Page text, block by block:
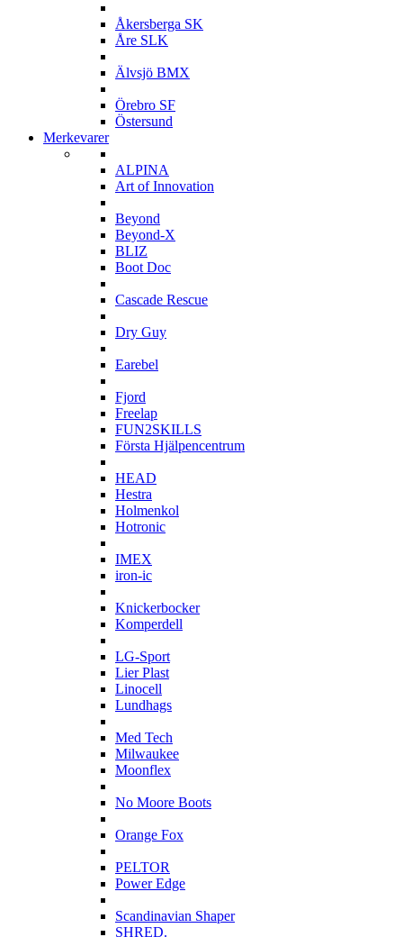
Åkersberga SK
Åre SLK
Älvsjö BMX
Örebro SF
Östersund
Merkevarer
ALPINA
Art of Innovation
Beyond
Beyond-X
BLIZ
Boot Doc
Cascade Rescue
Dry Guy
Earebel
Fjord
Freelap
FUN2SKILLS
Första Hjälpencentrum
HEAD
Hestra
Holmenkol
Hotronic
IMEX
iron-ic
Knickerbocker
Komperdell
LG-Sport
Lier Plast
Linocell
Lundhags
Med Tech
Milwaukee
Moonflex
No Moore Boots
Orange Fox
PELTOR
Power Edge
Scandinavian Shaper
SHRED.